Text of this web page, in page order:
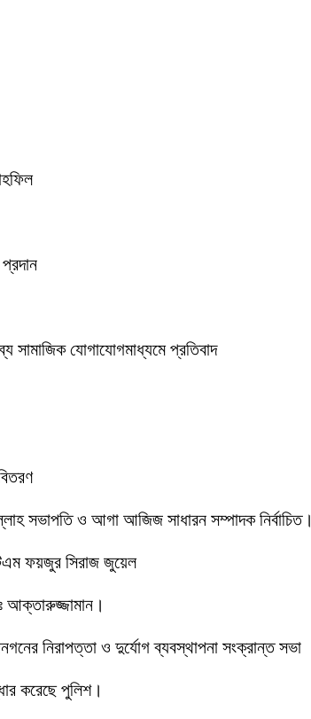
সামাজিক যোগাযোগমাধ্যমে প্রতিবাদ
সভাপতি ও আগা আজিজ সাধারন সম্পাদক নির্বাচিত।
ফয়জুর সিরাজ জুয়েল
আক্তারুজ্জামান।
নিরাপত্তা ও দুর্যোগ ব্যবস্থাপনা সংক্রান্ত সভা
করেছে পুলিশ।